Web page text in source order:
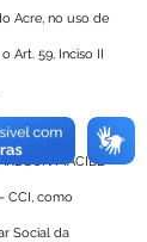
Acre, no uso de
Art. 59, Inciso II
MACIEL
CCI, como
Social da